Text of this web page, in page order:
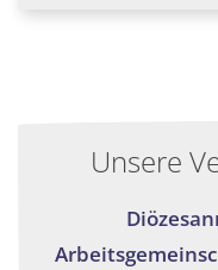
Unsere